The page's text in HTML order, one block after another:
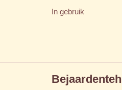
In gebruik